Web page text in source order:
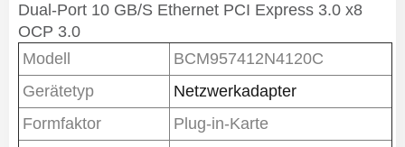
Dual-Port 10 GB/S Ethernet PCI Express 3.0 x8
OCP 3.0
Modell
BCM957412N4120C
Gerätetyp
Netzwerkadapter
Formfaktor
Plug-in-Karte